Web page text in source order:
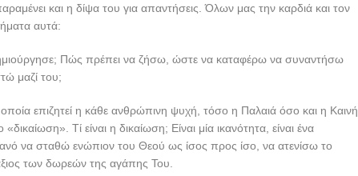
και η δίψα του για απαντήσεις. Όλων μας την καρδιά και τον
αυτά:
Πώς πρέπει να ζήσω, ώστε να καταφέρω να συναντήσω
μαζί του;
επιζητεί η κάθε ανθρώπινη ψυχή, τόσο η Παλαιά όσο και η Καινή
Τί είναι η δικαίωση; Είναι μία ικανότητα, είναι ένα
να σταθώ ενώπιον του Θεού ως ίσος προς ίσο, να ατενίσω το
των δωρεών της αγάπης Του.